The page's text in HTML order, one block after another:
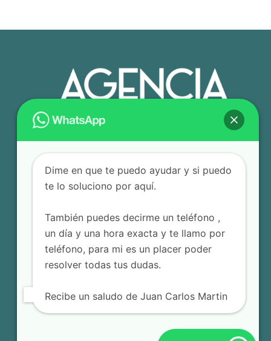
Dime en que te puedo ayudar y si puedo
te lo soluciono por aquí.
También puedes decirme un teléfono ,
un día y una hora exacta y te llamo por
teléfono, para mi es un placer poder
resolver todas tus dudas.
Recibe un saludo de Juan Carlos Martin